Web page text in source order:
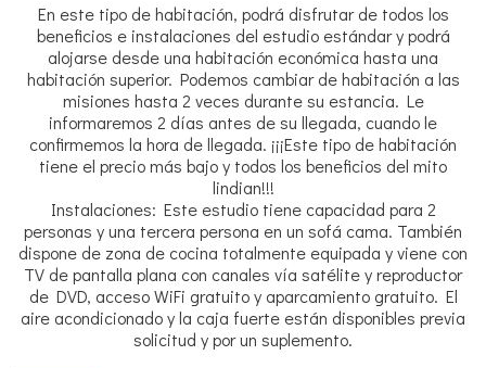
En este tipo de habitación, podrá disfrutar de todos los
beneficios e instalaciones del estudio estándar y podrá
alojarse desde una habitación económica hasta una
habitación superior. Podemos cambiar de habitación a las
misiones hasta 2 veces durante su estancia. Le
informaremos 2 días antes de su llegada, cuando le
confirmemos la hora de llegada. ¡¡¡Este tipo de habitación
tiene el precio más bajo y todos los beneficios del mito
lindian!!!
Instalaciones: Este estudio tiene capacidad para 2
personas y una tercera persona en un sofá cama. También
dispone de zona de cocina totalmente equipada y viene con
TV de pantalla plana con canales vía satélite y reproductor
de DVD, acceso WiFi gratuito y aparcamiento gratuito. El
aire acondicionado y la caja fuerte están disponibles previa
solicitud y por un suplemento.